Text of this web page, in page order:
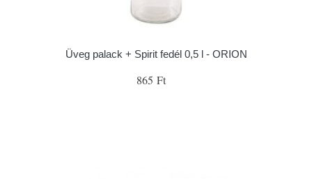
Üveg palack + Spirit fedél 0,5 l - ORION
865 Ft